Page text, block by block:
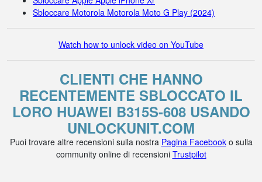
Sbloccare Motorola Motorola Moto G Play (2024)
Watch how to unlock video on YouTube
CLIENTI CHE HANNO
RECENTEMENTE SBLOCCATO IL
LORO HUAWEI B315S-608 USANDO
UNLOCKUNIT.COM
Puoi trovare altre recensioni sulla nostra Pagina Facebooko sulla
community online di recensioni Trustpilot